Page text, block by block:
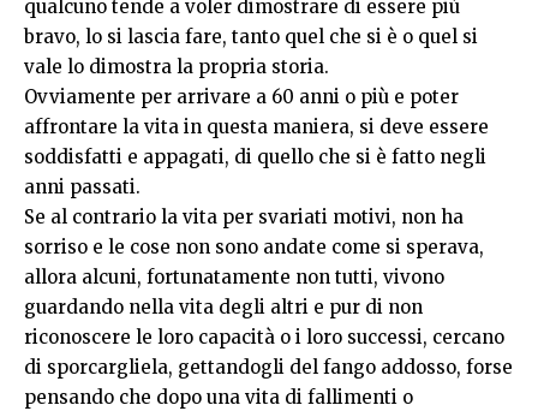
qualcuno tende a voler dimostrare di essere più
bravo, lo si lascia fare, tanto quel che si è o quel si
vale lo dimostra la propria storia.
Ovviamente per arrivare a 60 anni o più e poter
affrontare la vita in questa maniera, si deve essere
soddisfatti e appagati, di quello che si è fatto negli
anni passati.
Se al contrario la vita per svariati motivi, non ha
sorriso e le cose non sono andate come si sperava,
allora alcuni, fortunatamente non tutti, vivono
guardando nella vita degli altri e pur di non
riconoscere le loro capacità o i loro successi, cercano
di sporcargliela, gettandogli del fango addosso, forse
pensando che dopo una vita di fallimenti o